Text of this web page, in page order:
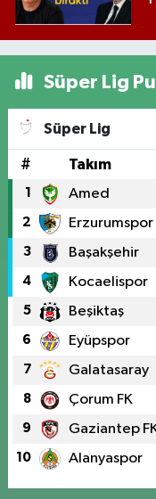
Süper Lig
Süper Lig
# Takım
1 Amed
2 Erzurumspor
3 Başakşehir
4 Kocaelispor
5 Beşiktaş
6 Eyüpspor
7 Galatasaray
8 Çorum FK
9 Gaziantep
10 Alanyaspor